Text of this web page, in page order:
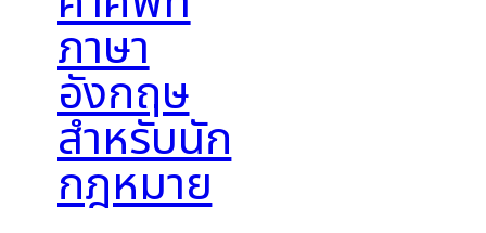
ภาษา
อังกฤษ
สำหรับนัก
กฎหมาย